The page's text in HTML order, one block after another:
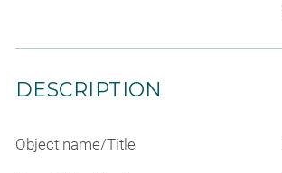
DESCRIPTION
Object name/Title